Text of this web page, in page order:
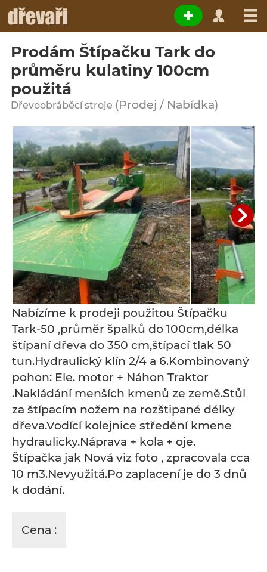
Prodám Štípačku Tark do
průměru kulatiny 100cm
použitá
Dřevoobráběcí stroje (Prodej / Nabídka)
Nabízíme k prodeji použitou Štípačku
Tark-50 ,průměr špalků do 100cm,délka
štípaní dřeva do 350 cm,štípací tlak 50
tun.Hydraulický klín 2/4 a 6.Kombinovaný
pohon: Ele. motor + Náhon Traktor
.Nakládání menších kmenů ze země.Stůl
za štípacím nožem na rozštipané délky
dřeva.Vodící kolejnice středění kmene
hydraulicky.Náprava + kola + oje.
Štípačka jak Nová viz foto , zpracovala cca
10 m3.Nevyužitá.Po zaplacení je do 3 dnů
k dodání.
Cena :